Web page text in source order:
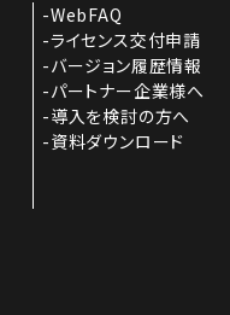
WebFAQ
ライセンス交付申請
バージョン履歴情報
パートナー企業様へ
導入を検討の方へ
資料ダウンロード